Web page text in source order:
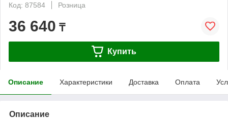
Код: 87584
Розница
36 640 ₸
Купить
Описание Характеристики Доставка Оплата
Описание